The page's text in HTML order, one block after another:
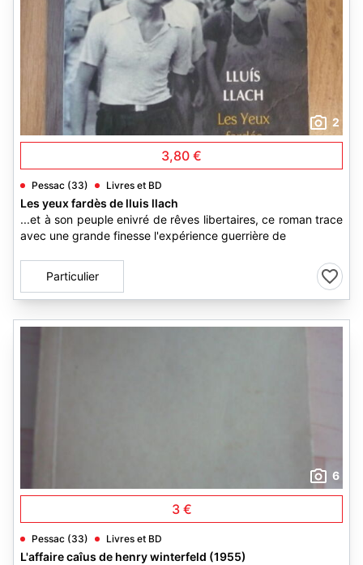
2
3,80 €
Pessac (33) Livres et BD
Les yeux fardès de lluis llach
...et à son peuple enivré de rêves libertaires, ce roman trace
avec une grande finesse l'expérience guerrière de
Particulier
6
3 €
Pessac (33) Livres et BD
L'affaire caîus de henry winterfeld (1955)